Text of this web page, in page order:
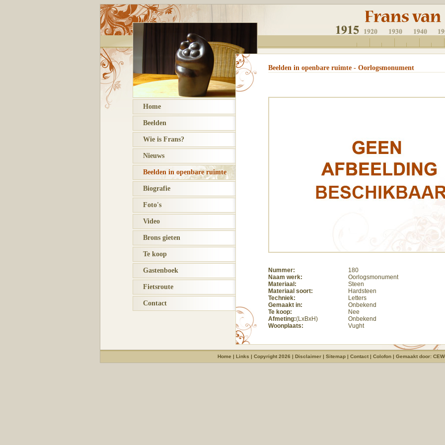
Home
Beelden
Wie is Frans?
Nieuws
Beelden in openbare ruimte
Biografie
Foto's
Video
Brons gieten
Te koop
Gastenboek
Fietsroute
Contact
Beelden in openbare ruimte - Oorlogsmonument
Nummer:
180
Naam werk:
Oorlogsmonument
Materiaal:
Steen
Materiaal soort:
Hardsteen
Techniek:
Letters
Gemaakt in:
Onbekend
Te koop:
Nee
Afmeting:(LxBxH)
Onbekend
Woonplaats:
Vught
Home | Links | Copyright 2026 | Disclaimer| Sitemap| Contact| Colofon| Gemaakt door: